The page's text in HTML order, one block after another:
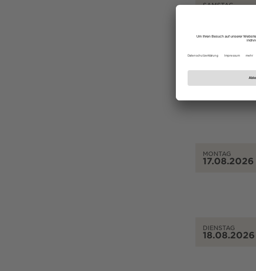
SAMSTAG
16.08.2026
MONTAG
17.08.2026
DIENSTAG
18.08.2026